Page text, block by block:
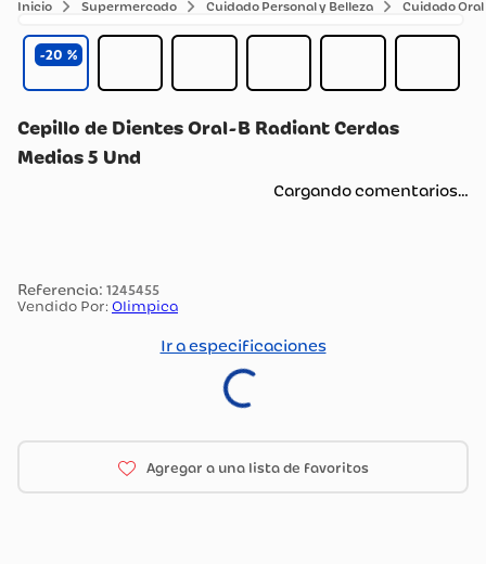
Supermercado Cuidado Personal y Belleza Cuidado Oral
20
Cepillo de Dientes Oral-B Radiant Cerdas
Medias 5 Und
Cargando comentarios…
: 1245455
Vendido Por: Olimpica
Ir a especificaciones